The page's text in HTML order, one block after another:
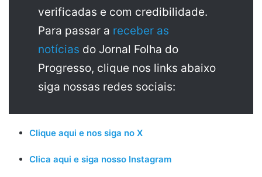
verificadas e com credibilidade.
Para passar a receber as
notícias do Jornal Folha do
Progresso, clique nos links abaixo
siga nossas redes sociais:
Clique aqui e nos siga no X
Clica aqui e siga nosso Instagram